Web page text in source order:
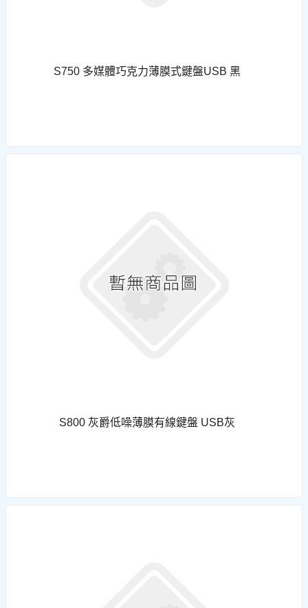
S750 多媒體巧克力薄膜式鍵盤USB 黑
S800 灰爵低噪薄膜有線鍵盤 USB灰